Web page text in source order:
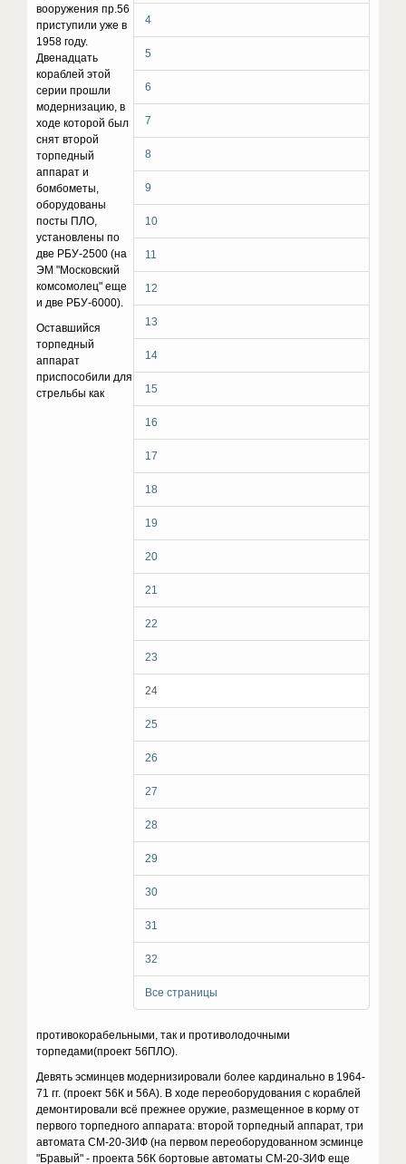
4
5
6
7
8
9
10
11
12
13
14
15
16
17
18
19
20
21
22
23
24
25
26
27
28
29
30
31
32
Все страницы
вооружения пр.56
приступили уже в
1958 году.
Двенадцать
кораблей этой
серии прошли
модернизацию, в
ходе которой был
снят второй
торпедный
аппарат и
бомбометы,
оборудованы
посты ПЛО,
установлены по
две РБУ-2500 (на
ЭМ "Московский
комсомолец" еще
и две РБУ-6000).
Оставшийся
торпедный
аппарат
приспособили для
стрельбы как
противокорабельными, так и противолодочными
торпедами(проект 56ПЛО).
Девять эсминцев модернизировали более кардинально в 1964-
71 гг. (проект 56К и 56А). В ходе переоборудования с кораблей
демонтировали всё прежнее оружие, размещенное в корму от
первого торпедного аппарата: второй торпедный аппарат, три
автомата СМ-20-ЗИФ (на первом переоборудованном эсминце
"Бравый" - проекта 56К бортовые автоматы СМ-20-ЗИФ еще